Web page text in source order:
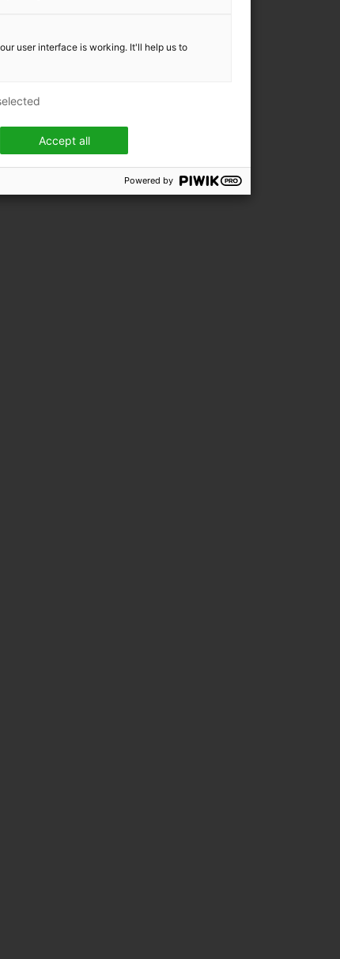
user interface is working. It'll help us to
Accept all
Powered by